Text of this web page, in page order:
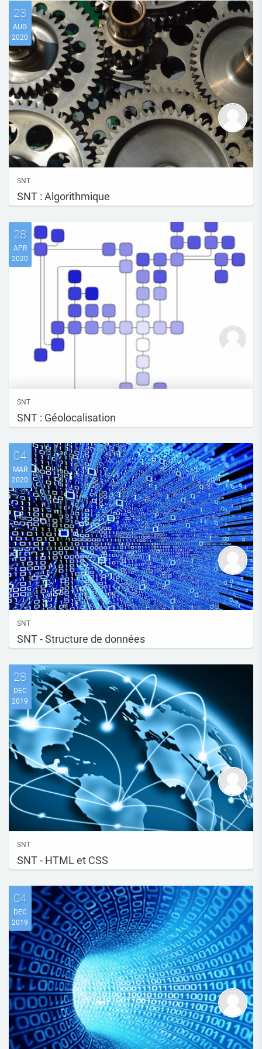
23
AUG
2020
SNT
SNT : Algorithmique
28
APR
2020
SNT
SNT : Géolocalisation
04
MAR
2020
SNT
SNT - Structure de données
28
DEC
2019
SNT
SNT - HTML et CSS
04
DEC
2019